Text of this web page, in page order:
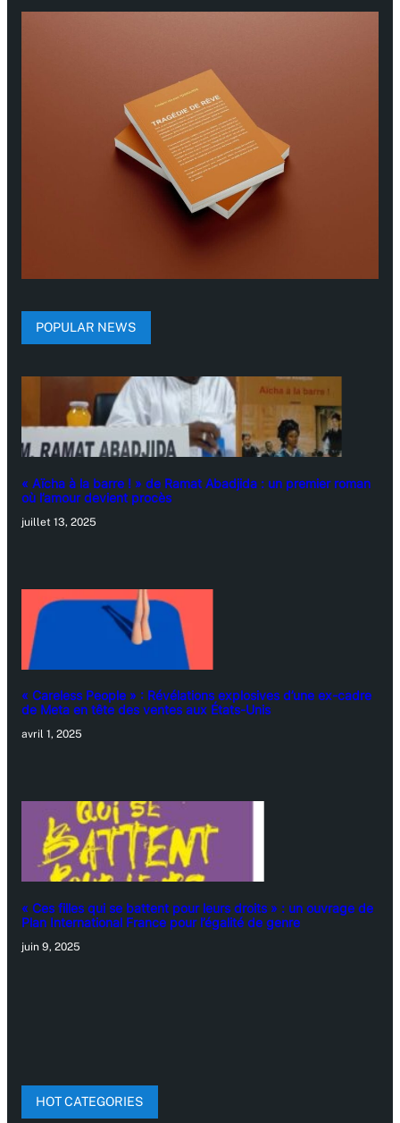
POPULAR NEWS
« Aïcha à la barre ! » de Ramat Abadjida : un premier roman
où l’amour devient procès
juillet 13, 2025
« Careless People » : Révélations explosives d’une ex-cadre
de Meta en tête des ventes aux États-Unis
avril 1, 2025
« Ces filles qui se battent pour leurs droits » : un ouvrage de
Plan International France pour l’égalité de genre
juin 9, 2025
HOT CATEGORIES